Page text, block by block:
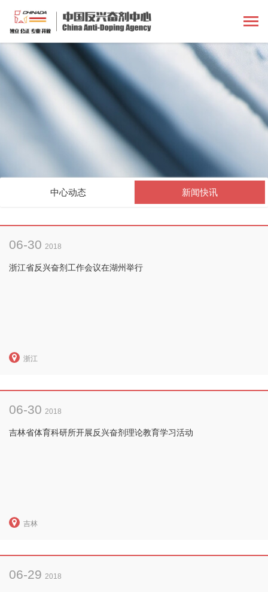
中心动态 新闻快讯
06-30 2018
浙江省反兴奋剂工作会议在湖州举行
浙江
06-30 2018
吉林省体育科研所开展反兴奋剂理论教育学习活动
吉林
06-29 2018